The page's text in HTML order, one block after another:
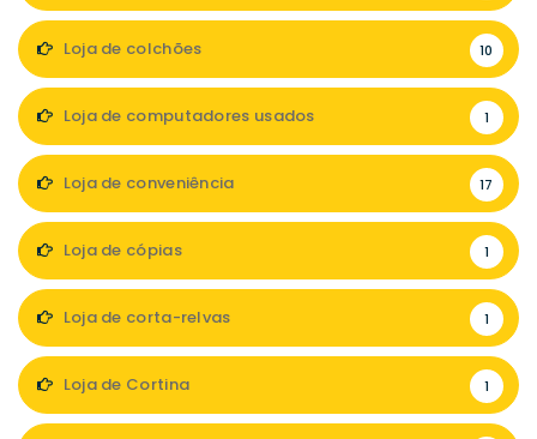
Loja de colchões 10
Loja de computadores usados 1
Loja de conveniência 17
Loja de cópias 1
Loja de corta-relvas 1
Loja de Cortina 1